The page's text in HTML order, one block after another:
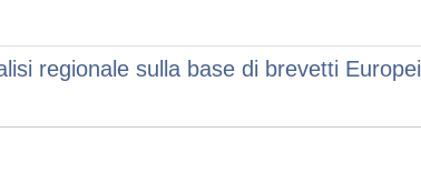
regionale sulla base di brevetti Europei